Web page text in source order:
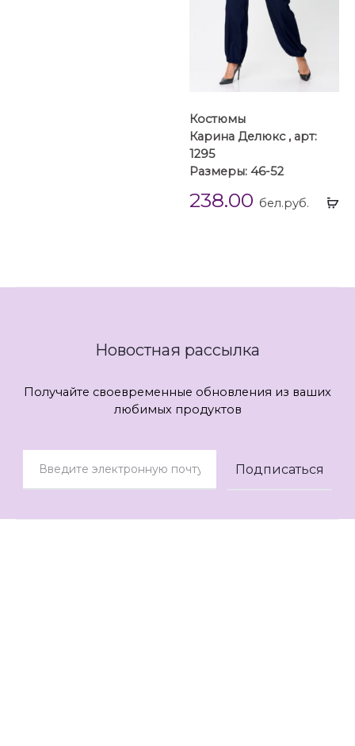
Костюмы
Карина Делюкс , арт:
1295
Размеры: 46-52
238.00 бел.руб.
Новостная рассылка
Получайте своевременные обновления из ваших
любимых продуктов